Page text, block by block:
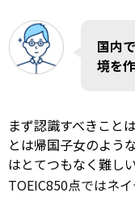
国内
境を
まず認識すべきこと
とは帰国子女のよう
はとてつもなく難し
TOEIC850点ではネ